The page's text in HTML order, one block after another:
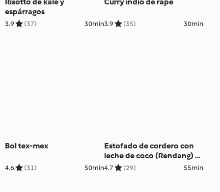
espárragos
3.9 (37) 30min3.9 (35) 30min
Bol tex-mex
4.6 (31) 50min
Estofado de cordero con
leche de coco (Rendang) -
Malasia
4.7 (29) 55min